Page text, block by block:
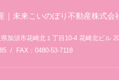
｜未来こいのぼり不動産株式会
加須市花崎北１丁目10-4 花崎北ビル
/ FAX：0480-53-7118